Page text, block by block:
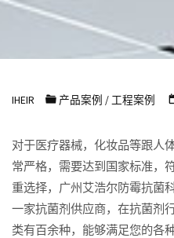
州
艾
尔
霉
抗
菌
科
IHEIR 产品案例 / 工程案例
对于医疗器械，化妆品等跟人
常严格，需要达到国家标准，
重选择，广州艾浩尔防霉抗菌
一家抗菌剂供应商，在抗菌剂
类有百余种，能够满足您的各